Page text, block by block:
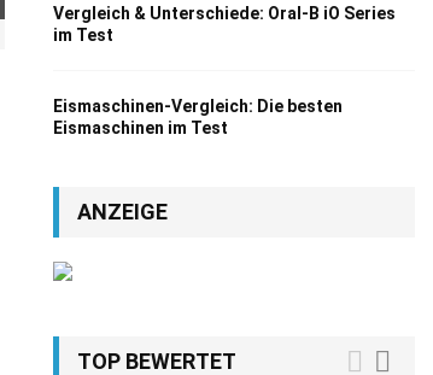
Vergleich & Unterschiede: Oral-B iO Series
im Test
Eismaschinen-Vergleich: Die besten
Eismaschinen im Test
ANZEIGE
TOP BEWERTET